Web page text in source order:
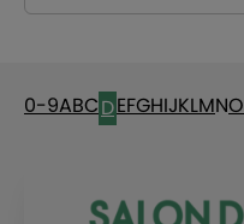
0-9ABCDEFGHIJKLMNO